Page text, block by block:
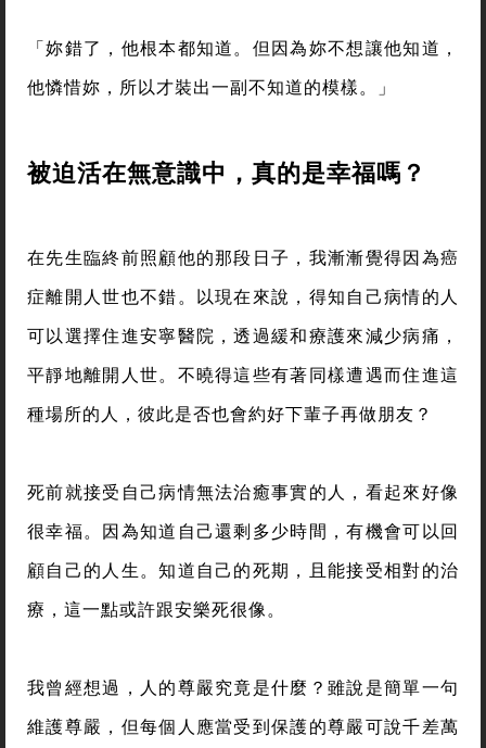
「妳錯了，他根本都知道。但因為妳不想讓他知道，
他憐惜妳，所以才裝出一副不知道的模樣。」
被迫活在無意識中，真的是幸福嗎？
在先生臨終前照顧他的那段日子，我漸漸覺得因為癌
症離開人世也不錯。以現在來說，得知自己病情的人
可以選擇住進安寧醫院，透過緩和療護來減少病痛，
平靜地離開人世。不曉得這些有著同樣遭遇而住進這
種場所的人，彼此是否也會約好下輩子再做朋友？
死前就接受自己病情無法治癒事實的人，看起來好像
很幸福。因為知道自己還剩多少時間，有機會可以回
顧自己的人生。知道自己的死期，且能接受相對的治
療，這一點或許跟安樂死很像。
我曾經想過，人的尊嚴究竟是什麼？雖說是簡單一句
維護尊嚴，但每個人應當受到保護的尊嚴可說千差萬